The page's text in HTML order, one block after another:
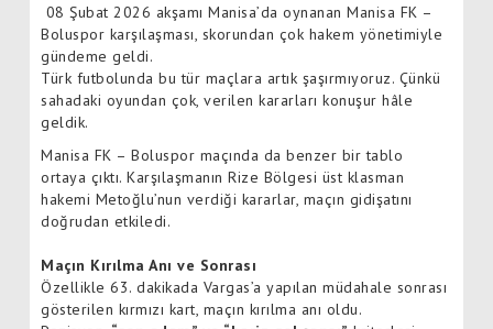
08 Şubat 2026 akşamı Manisa’da oynanan Manisa FK –
Boluspor karşılaşması, skorundan çok hakem yönetimiyle
gündeme geldi.
Türk futbolunda bu tür maçlara artık şaşırmıyoruz. Çünkü
sahadaki oyundan çok, verilen kararları konuşur hâle
geldik.
Manisa FK – Boluspor maçında da benzer bir tablo
ortaya çıktı. Karşılaşmanın Rize Bölgesi üst klasman
hakemi Metoğlu’nun verdiği kararlar, maçın gidişatını
doğrudan etkiledi.
Maçın Kırılma Anı ve Sonrası
Özellikle 63. dakikada Vargas’a yapılan müdahale sonrası
gösterilen kırmızı kart, maçın kırılma anı oldu.